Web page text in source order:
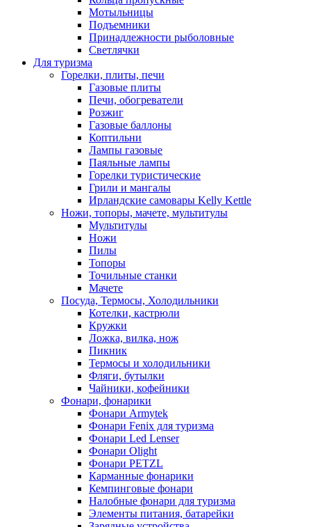
Мотыльницы
Подъемники
Принадлежности рыболовные
Светлячки
Для туризма
Горелки, плиты, печи
Газовые плиты
Печи, обогреватели
Розжиг
Газовые баллоны
Коптильни
Лампы газовые
Паяльные лампы
Горелки туристические
Грили и мангалы
Ирландские самовары Kelly Kettle
Ножи, топоры, мачете, мультитулы
Мультитулы
Ножи
Пилы
Топоры
Точильные станки
Мачете
Посуда, Термосы, Холодильники
Котелки, кастрюли
Кружки
Ложка, вилка, нож
Пикник
Термосы и холодильники
Фляги, бутылки
Чайники, кофейники
Фонари, фонарики
Фонари Armytek
Фонари Fenix для туризма
Фонари Led Lenser
Фонари Olight
Фонари PETZL
Карманные фонарики
Кемпинговые фонари
Налобные фонари для туризма
Элементы питания, батарейки